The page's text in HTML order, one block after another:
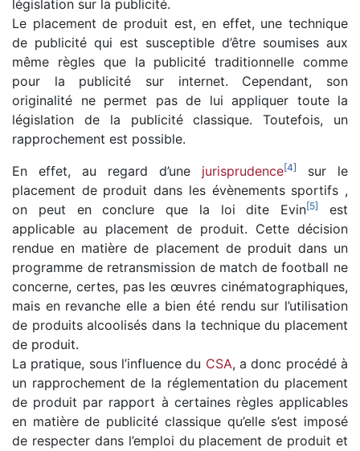
législation sur la publicité.
Le placement de produit est, en effet, une technique
de publicité qui est susceptible d’être soumises aux
même règles que la publicité traditionnelle comme
pour la publicité sur internet. Cependant, son
originalité ne permet pas de lui appliquer toute la
législation de la publicité classique. Toutefois, un
rapprochement est possible.
En effet, au regard d’une jurisprudence[4]
sur le
placement de produit dans les évènements sportifs ,
on peut en conclure que la loi dite Evin[5]
est
applicable au placement de produit. Cette décision
rendue en matière de placement de produit dans un
programme de retransmission de match de football ne
concerne, certes, pas les œuvres cinématographiques,
mais en revanche elle a bien été rendu sur l’utilisation
de produits alcoolisés dans la technique du placement
de produit.
La pratique, sous l’influence du CSA, a donc procédé à
un rapprochement de la réglementation du placement
de produit par rapport à certaines règles applicables
en matière de publicité classique qu’elle s’est imposé
de respecter dans l’emploi du placement de produit et